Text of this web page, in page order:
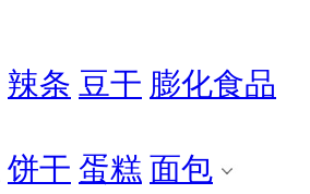
辣条 豆干 膨化食品
饼干 蛋糕 面包